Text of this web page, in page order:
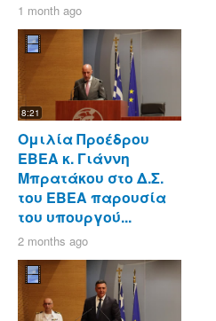
1 month ago
8:21
Ομιλία Προέδρου
ΕΒΕΑ κ. Γιάννη
Μπρατάκου στο Δ.Σ.
του ΕΒΕΑ παρουσία
του υπουργού...
2 months ago